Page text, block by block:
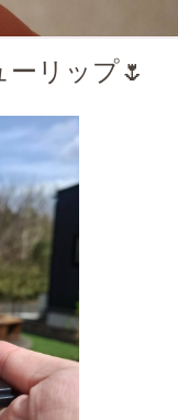
レッスン風景
お声Part２
ーキ
⑥おもちゃ
レッスン
リップ🌷